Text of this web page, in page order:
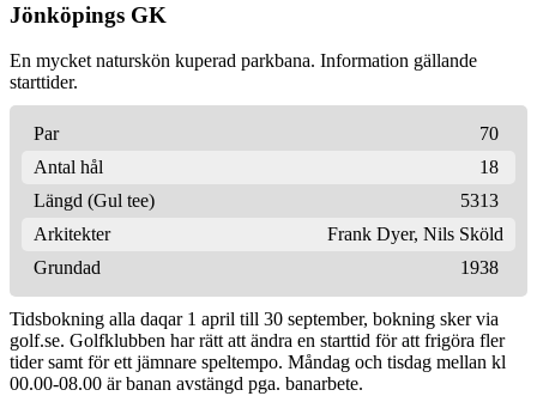
Jönköpings GK
En mycket naturskön kuperad parkbana. Information gällande
starttider.
Par
70
Antal hål
18
Längd (Gul tee)
5313
Arkitekter
Frank Dyer, Nils Sköld
Grundad
1938
Tidsbokning alla daqar 1 april till 30 september, bokning sker via
golf.se. Golfklubben har rätt att ändra en starttid för att frigöra fler
tider samt för ett jämnare speltempo. Måndag och tisdag mellan kl
00.00-08.00 är banan avstängd pga. banarbete.